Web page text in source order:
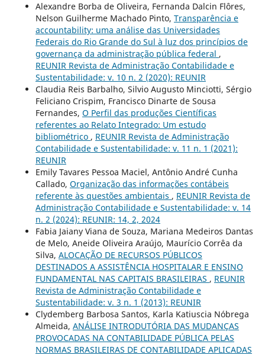
Alexandre Borba de Oliveira, Fernanda Dalcin Flôres,
Nelson Guilherme Machado Pinto, Transparência e
accountability: uma análise das Universidades
Federais do Rio Grande do Sul à luz dos princípios de
governança da administração pública federal ,
REUNIR Revista de Administração Contabilidade e
Sustentabilidade: v. 10 n. 2 (2020): REUNIR
Claudia Reis Barbalho, Silvio Augusto Minciotti, Sérgio
Feliciano Crispim, Francisco Dinarte de Sousa
Fernandes, O Perfil das produções Científicas
referentes ao Relato Integrado: Um estudo
bibliométrico , REUNIR Revista de Administração
Contabilidade e Sustentabilidade: v. 11 n. 1 (2021):
REUNIR
Emily Tavares Pessoa Maciel, Antônio André Cunha
Callado, Organização das informações contábeis
referente às questões ambientais , REUNIR Revista de
Administração Contabilidade e Sustentabilidade: v. 14
n. 2 (2024): REUNIR: 14, 2, 2024
Fabia Jaiany Viana de Souza, Mariana Medeiros Dantas
de Melo, Aneide Oliveira Araújo, Maurício Corrêa da
Silva, ALOCAÇÃO DE RECURSOS PÚBLICOS
DESTINADOS A ASSISTÊNCIA HOSPITALAR E ENSINO
FUNDAMENTAL NAS CAPITAIS BRASILEIRAS , REUNIR
Revista de Administração Contabilidade e
Sustentabilidade: v. 3 n. 1 (2013): REUNIR
Clydemberg Barbosa Santos, Karla Katiuscia Nóbrega
Almeida, ANÁLISE INTRODUTÓRIA DAS MUDANÇAS
PROVOCADAS NA CONTABILIDADE PÚBLICA PELAS
NORMAS BRASILEIRAS DE CONTABILIDADE APLICADAS